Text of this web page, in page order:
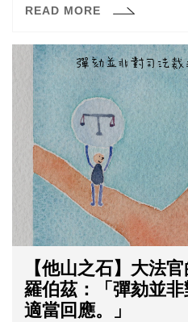
假日，不再僅限勞工適用。 不少人對於新增加的國定假日
多代表他們加班也要變多。在
有哪些可以放假的國定假日
行政命令位階的《紀念日及
階，行政命令與法律有什麼不
READ MORE
【他山之石】大法
羅伯茲：「彈劾並
適當回應。」